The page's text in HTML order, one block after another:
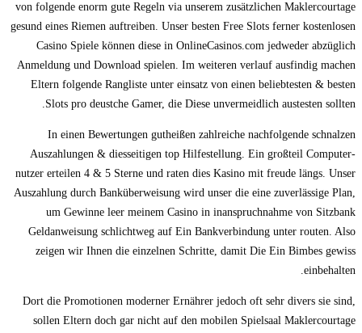
von folgende enorm gute Regeln via unserem zusätzlichen Maklercourtage
gesund eines Riemen auftreiben. Unser besten Free Slots ferner kostenlosen
Casino Spiele können diese in OnlineCasinos.com jedweder abzüglich
Anmeldung und Download spielen. Im weiteren verlauf ausfindig machen
Eltern folgende Rangliste unter einsatz von einen beliebtesten & besten
Slots pro deustche Gamer, die Diese unvermeidlich austesten sollten.
In einen Bewertungen gutheißen zahlreiche nachfolgende schnalzen
Auszahlungen & diesseitigen top Hilfestellung. Ein großteil Computer-
nutzer erteilen 4 & 5 Sterne und raten dies Kasino mit freude längs. Unser
Auszahlung durch Banküberweisung wird unser die eine zuverlässige Plan,
um Gewinne leer meinem Casino in inanspruchnahme von Sitzbank
Geldanweisung schlichtweg auf Ein Bankverbindung unter routen. Also
zeigen wir Ihnen die einzelnen Schritte, damit Die Ein Bimbes gewiss
einbehalten.
Dort die Promotionen moderner Ernährer jedoch oft sehr divers sie sind,
sollen Eltern doch gar nicht auf den mobilen Spielsaal Maklercourtage